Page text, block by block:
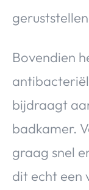
Bovendien
bijdraagt
badkamer.
graag snel
dit echt een